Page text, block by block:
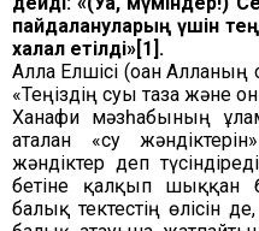
пайдалануларың үшін
халал етілді»[1].
Алла Елшісі (оған
«Теңіздің суы таза және
Ханафи мәзһабының
аталған «су
жәндіктер деп
бетіне қалқып шыққан
балық тектестің өлісін